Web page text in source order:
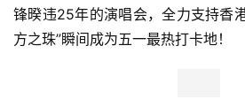
锋暌违25年的演唱会，全力支持香
方之珠”瞬间成为五一最热打卡地！